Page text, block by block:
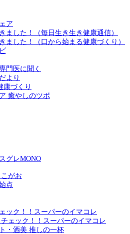
ア
ました！（毎日生き生き健康通信）
ました！（口から始まる健康づくり）
門医に聞く
より
康づくり
癒やしのツボ
グレMONO
がお
点
ック！！スーパーのイマコレ
ェック！！スーパーのイマコレ
・酒美 推しの一杯